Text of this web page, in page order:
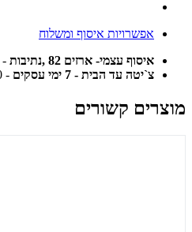
אפשרויות איסוף ומשלוח
איסוף עצמי- ארזים 82 ,נתיבות
- ₪0.00
צ`יטה עד הבית - 7 ימי עסקים
- ₪35.00
מוצרים קשורים